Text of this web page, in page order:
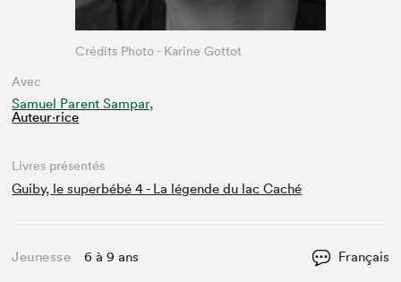
Avec
Samuel Parent Sampar,
Auteur·rice
Crédits Photo - Karine Gottot
Livres présentés
Guiby, le superbébé 4 - La légende du lac Caché
Jeunesse 6 à 9 ans Français